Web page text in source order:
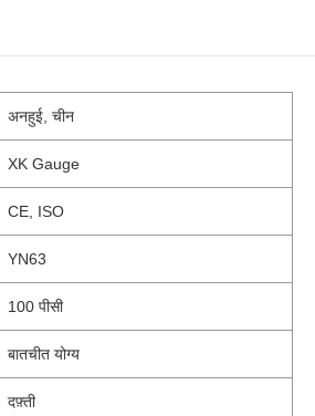
अनहुई, चीन
XK Gauge
CE, ISO
YN63
100 पीसी
बातचीत योग्य
दफ़्ती